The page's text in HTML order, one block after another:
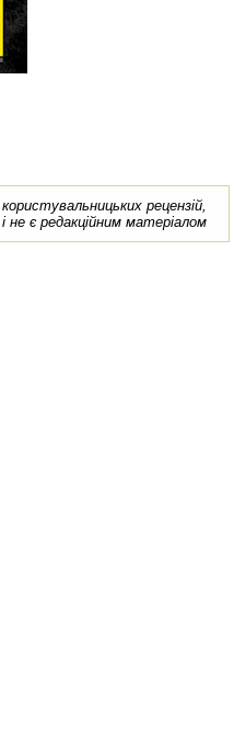
рецензій,
не є редакційним матеріалом